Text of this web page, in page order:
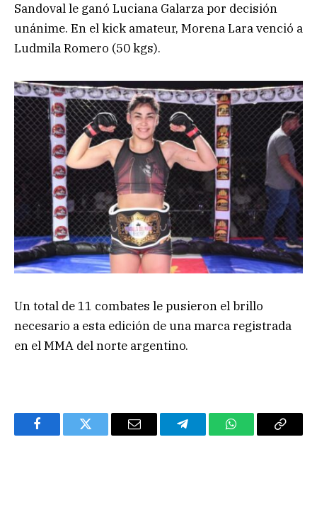
Sandoval le ganó Luciana Galarza por decisión
unánime. En el kick amateur, Morena Lara venció a
Ludmila Romero (50 kgs).
Un total de 11 combates le pusieron el brillo
necesario a esta edición de una marca registrada
en el MMA del norte argentino.
FacebookTwitter Email TelegramWhatsAppCopy